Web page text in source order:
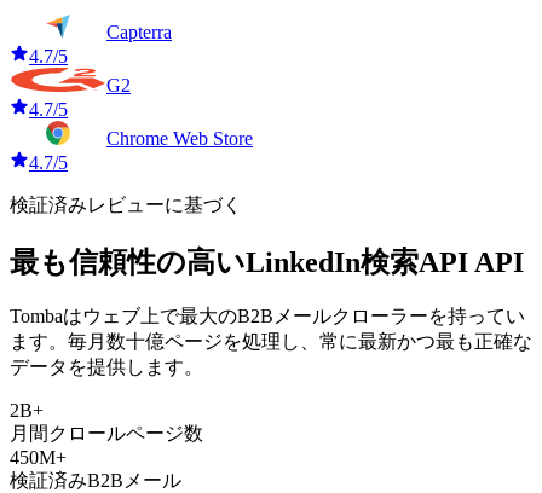
Capterra
4.7/5
G2
4.7/5
Chrome Web Store
4.7/5
検証済みレビューに基づく
最も信頼性の高いLinkedIn検索API API
Tombaはウェブ上で最大のB2Bメールクローラーを持ってい
ます。毎月数十億ページを処理し、常に最新かつ最も正確な
データを提供します。
2B+
月間クロールページ数
450M+
検証済みB2Bメール